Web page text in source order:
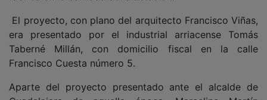
era presentado por el industrial arriacense Tomás
Taberné Millán, con domicilio fiscal en la calle
Francisco Cuesta número 5.
Guadalajara de aquella época, Marcelino Martín